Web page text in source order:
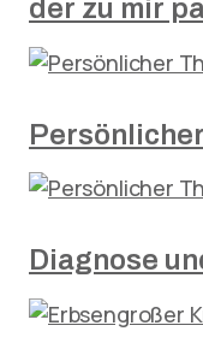
der zu mir
Diagnose